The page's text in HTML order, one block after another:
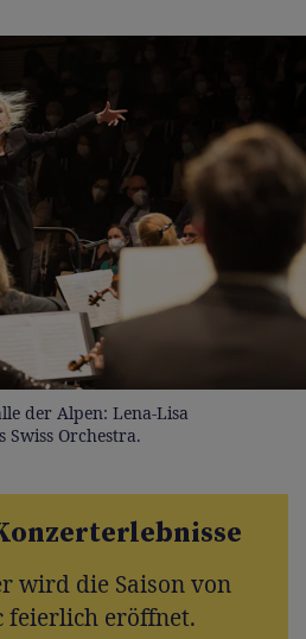
der Alpen: Lena-Lisa
Orchestra.
wird die Saison von
feierlich eröffnet.